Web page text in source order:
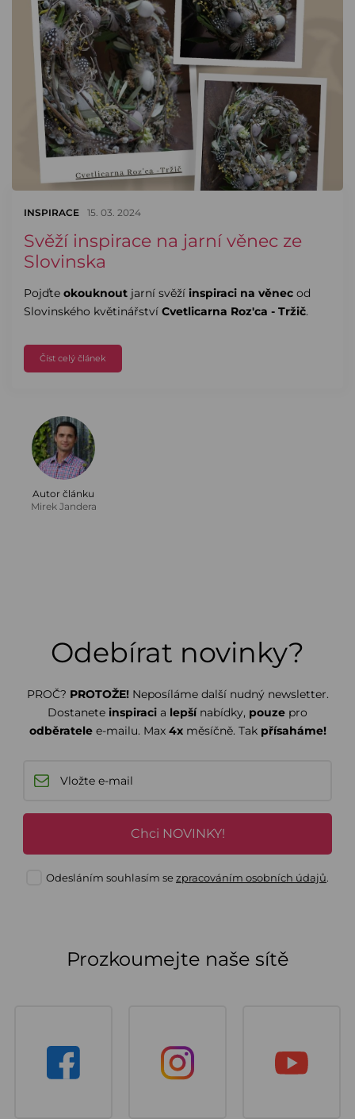
INSPIRACE 15. 03. 2024
Svěží inspirace na jarní věnec ze
Slovinska
Pojďte okouknout jarní svěží inspiraci na věnec od
Slovinského květinářství Cvetlicarna Roz'ca - Tržič.
Číst celý článek
Autor článku
Mirek Jandera
Odebírat novinky?
PROČ? PROTOŽE! Neposíláme další nudný newsletter.
Dostanete inspiraci a lepšínabídky, pouze pro
odběratelee-mailu. Max 4xměsíčně. Tak přísaháme!
Chci NOVINKY!
Odesláním souhlasím sezpracováním osobních údajů.
Prozkoumejte naše sítě